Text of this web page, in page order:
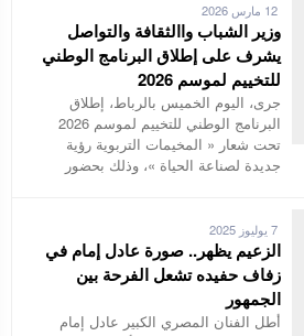
12 مارس 2026
وزير الشباب واالثقافة والتواصل
يشرف على إطلاق البرنامج الوطني
للتخييم لموسم 2026
جرى، اليوم الخميس بالرباط، إطلاق
البرنامج الوطني للتخييم لموسم 2026
تحت شعار « المخيمات التربوية رؤية
جديدة لصناعة الحياة »، وذلك بحضور
7 يوليوز 2025
الزعيم يظهر.. صورة عادل إمام في
زفاف حفيده تشعل الفرحة بين
الجمهور
أطل الفنان المصري الكبير عادل إمام